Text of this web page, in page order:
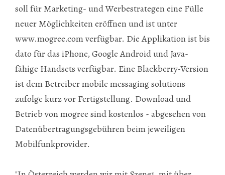
soll für Marketing- und Werbestrategen eine Fülle
neuer Möglichkeiten eröffnen und ist unter
www.mogree.comverfügbar. Die Applikation ist bis
dato für das iPhone, Google Android und Java-
fähige Handsets verfügbar. Eine Blackberry-Version
ist dem Betreiber mobile messaging solutions
zufolge kurz vor Fertigstellung. Download und
Betrieb von mogree sind kostenlos - abgesehen von
Datenübertragungsgebühren beim jeweiligen
Mobilfunkprovider.